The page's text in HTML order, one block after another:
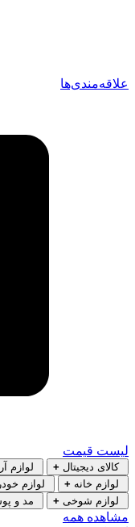
علاقه‌مندی‌ها
لیست قیمت
کالای دیجیتال + لوازم
لوازم خانه + لوازم
لوازم شوخی + مد و
مشاهده همه